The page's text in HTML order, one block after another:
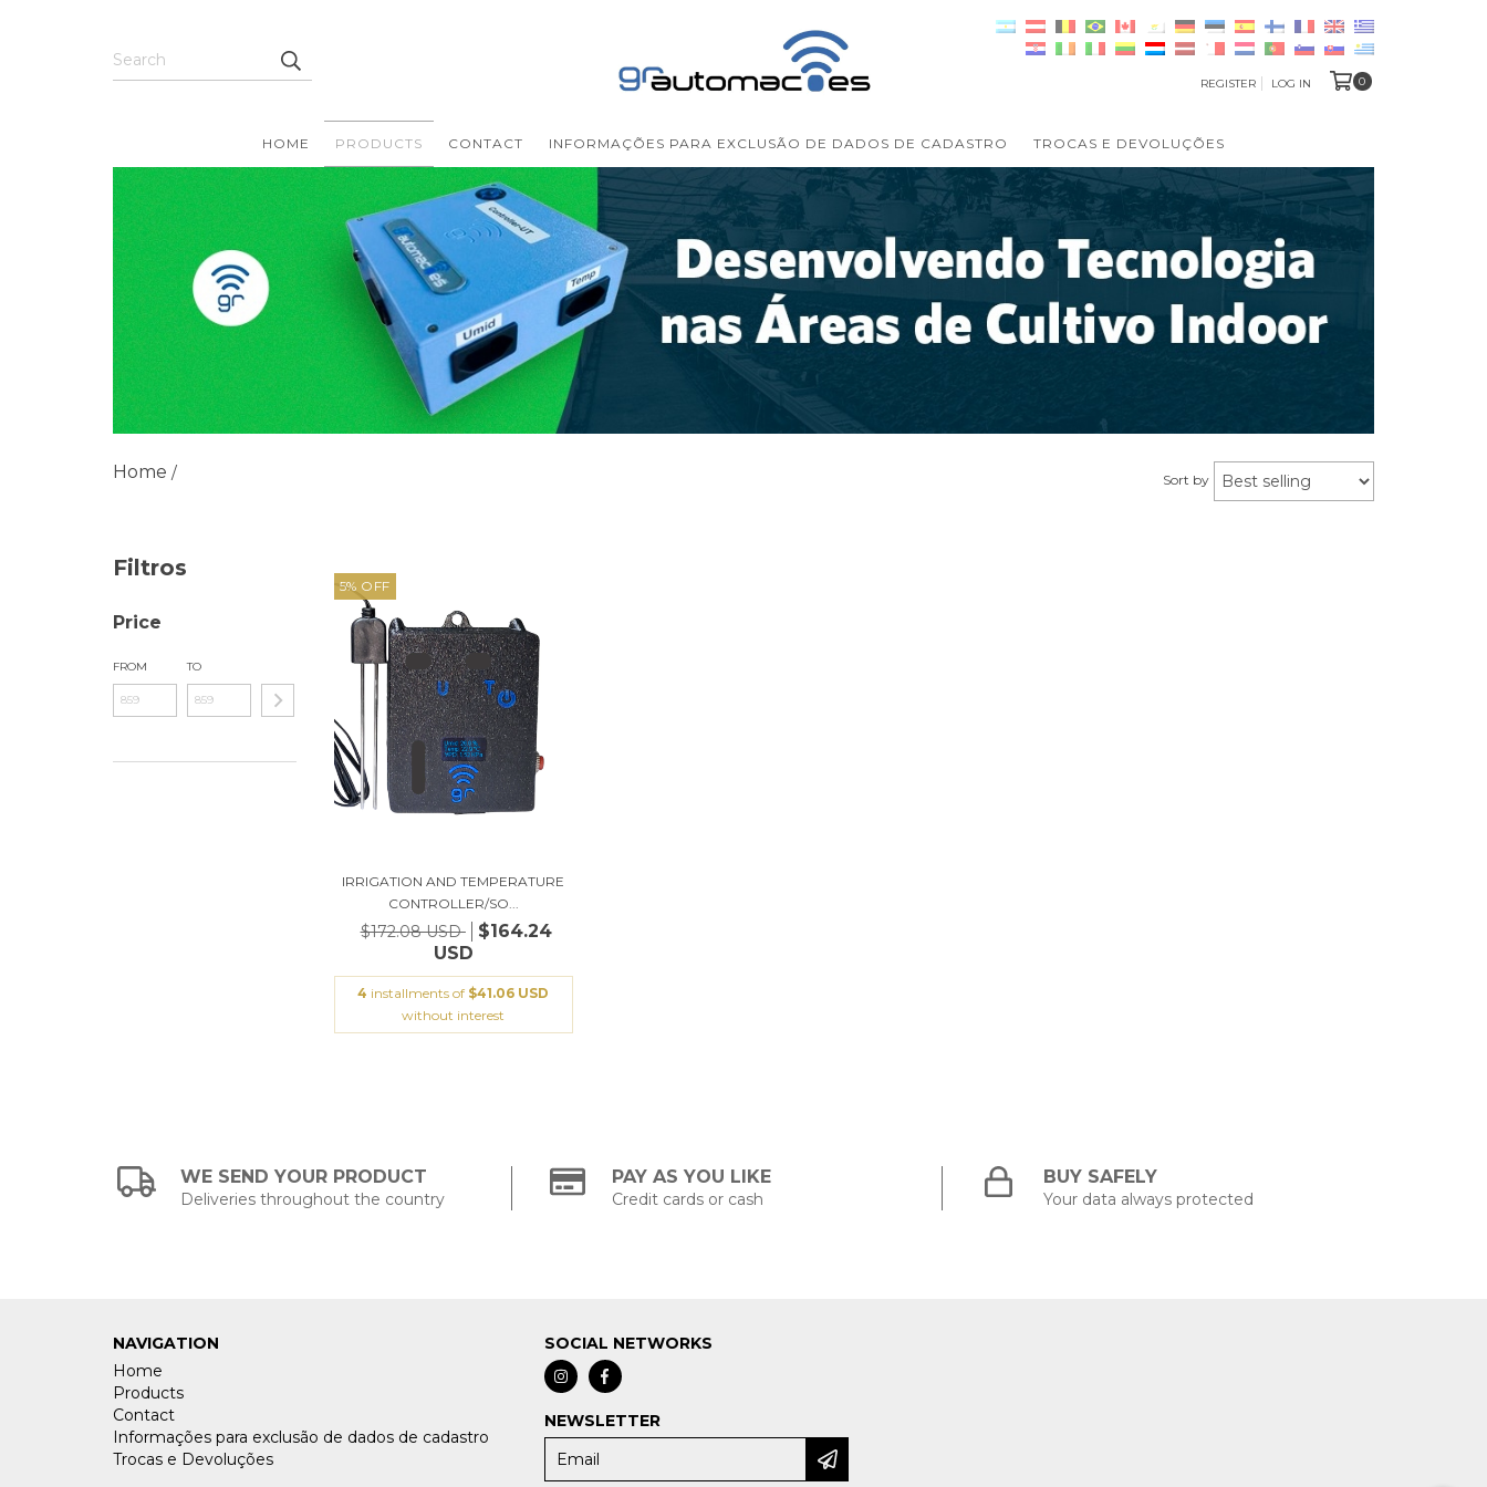
REGISTER LOG IN 0
HOME PRODUCTS CONTACT INFORMAÇÕES PARA EXCLUSÃO DE DADOS DE CADASTRO TROCAS E DEVOLUÇÕES
Home / Sort by
Filtros
Price
FROM TO
5% OFF
IRRIGATION AND TEMPERATURE
CONTROLLER/SO...
$172.08 USD
$164.24
USD
4 installments of $41.06 USD
without interest
WE SEND YOUR PRODUCT
Deliveries throughout the country
PAY AS YOU LIKE
Credit cards or cash
BUY SAFELY
Your data always protected
NAVIGATION
Home
Products
Contact
Informações para exclusão de dados de cadastro
Trocas e Devoluções
SOCIAL NETWORKS
NEWSLETTER